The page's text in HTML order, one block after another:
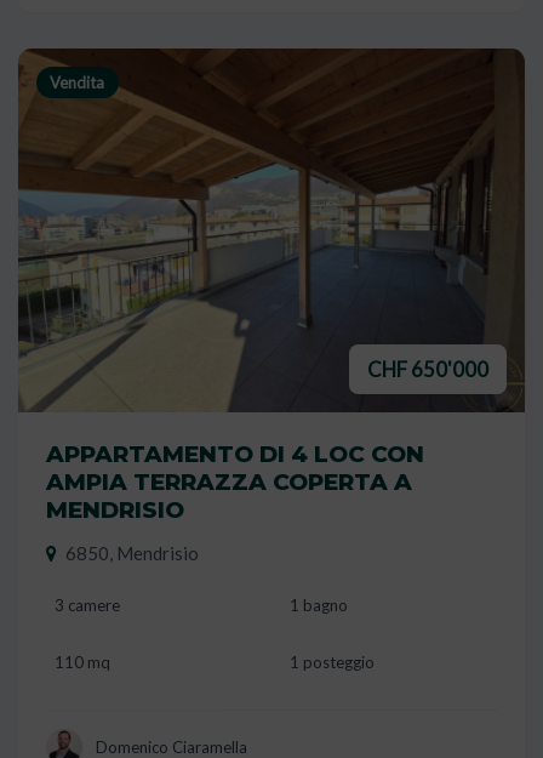
Vendita
CHF 650'000
APPARTAMENTO DI 4 LOC CON
AMPIA TERRAZZA COPERTA A
MENDRISIO
6850, Mendrisio
3 camere 1 bagno
110 mq 1 posteggio
Domenico Ciaramella